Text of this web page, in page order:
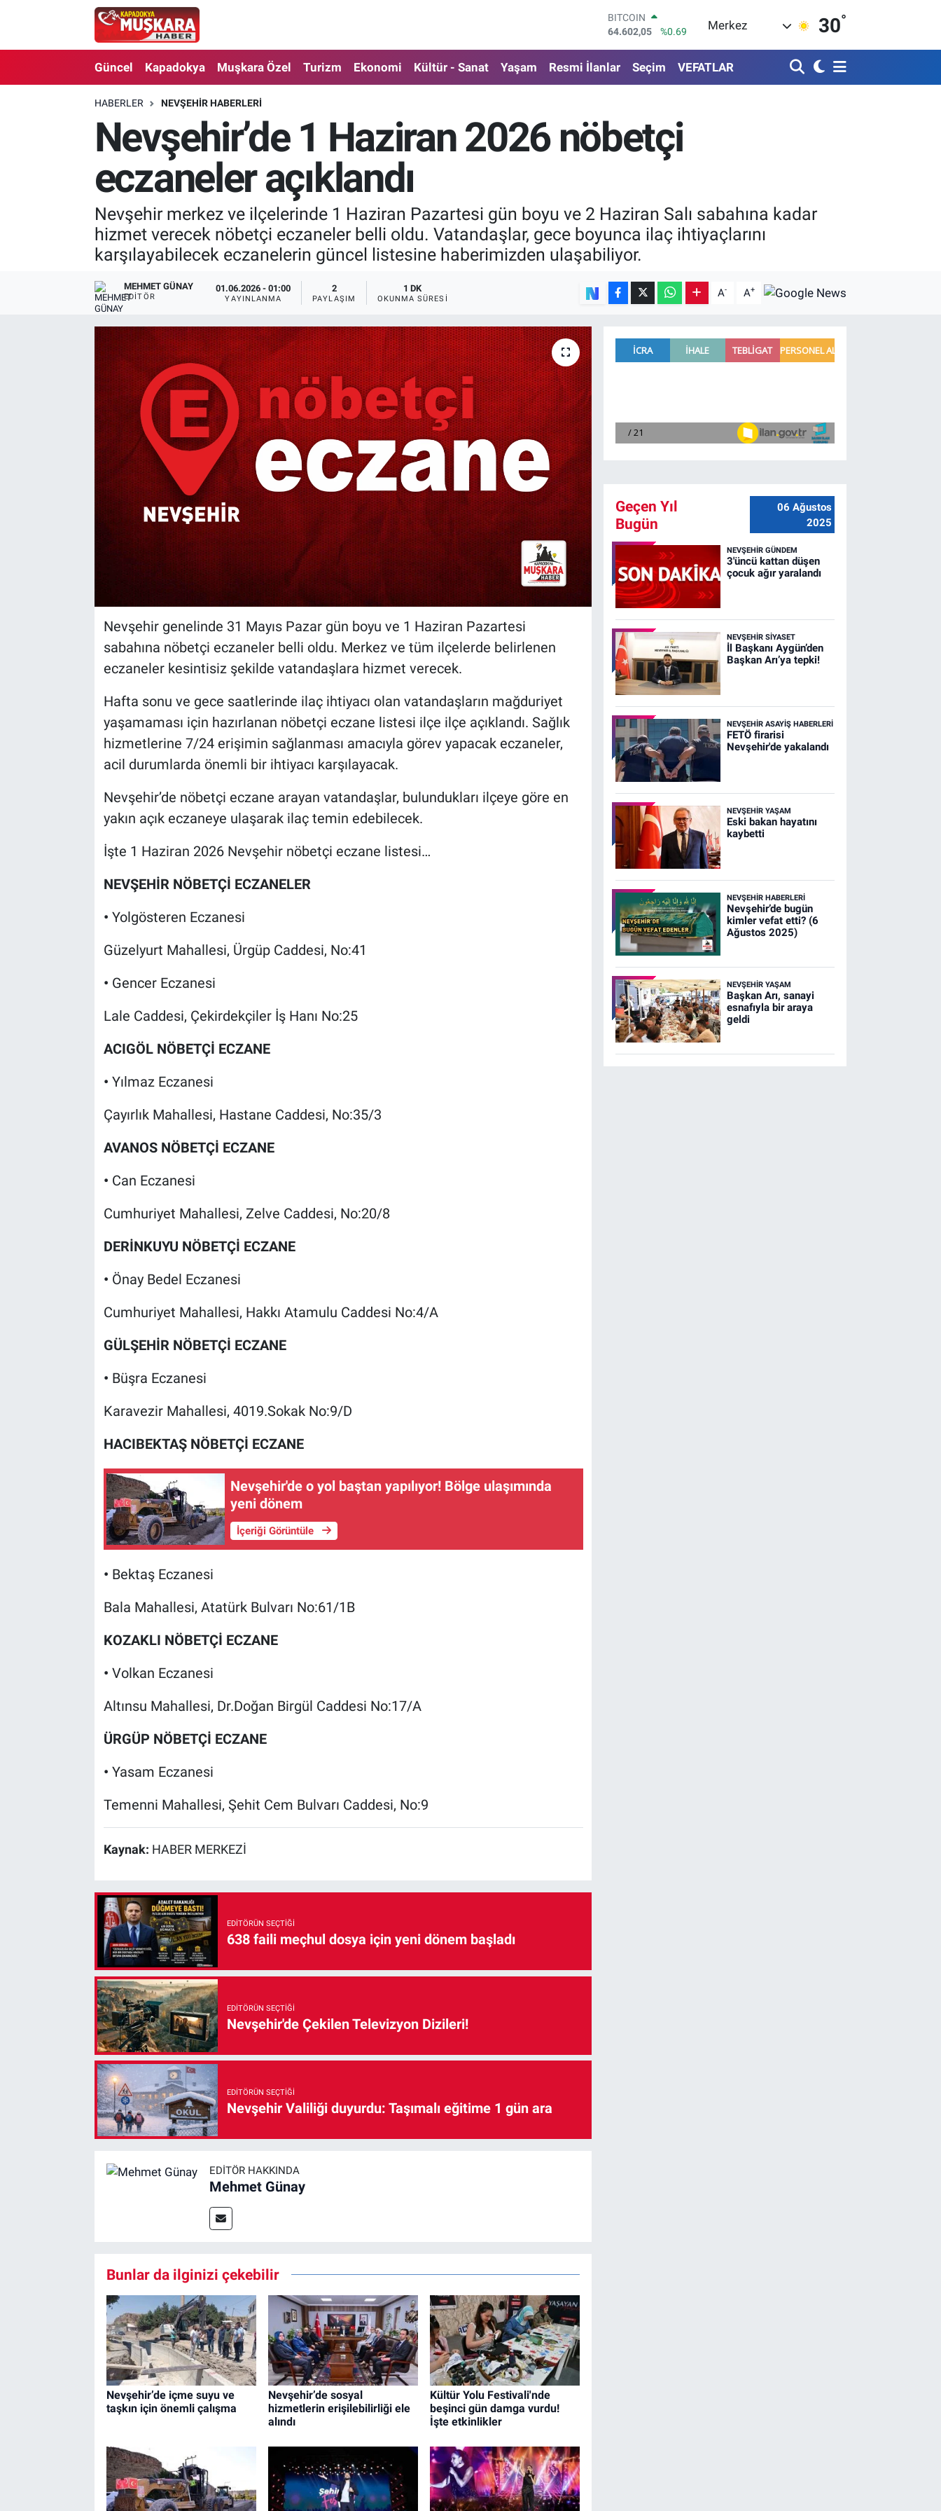
DOLAR
47,5986
%0.06
EURO
55,0700
%0.1
STERLİN
6518.23
%0.39
BİST100
13.768
%48
Merkez 30°
Güncel Kapadokya Muşkara Özel Turizm Ekonomi Kültür - Sanat Yaşam Resmi İlanlar Seçim VEFATLAR
HABERLER NEVŞEHIR HABERLERI
Nevşehir’de 1 Haziran 2026 nöbetçi
eczaneler açıklandı
Nevşehir merkez ve ilçelerinde 1 Haziran Pazartesi gün boyu ve 2 Haziran Salı sabahına kadar
hizmet verecek nöbetçi eczaneler belli oldu. Vatandaşlar, gece boyunca ilaç ihtiyaçlarını
karşılayabilecek eczanelerin güncel listesine haberimizden ulaşabiliyor.
MEHMET GÜNAY
EDITÖR
01.06.2026 - 01:00
YAYINLANMA
2
PAYLAŞIM
1 DK
OKUNMA SÜRESI A- A+
Nevşehir genelinde 31 Mayıs Pazar gün boyu ve 1 Haziran Pazartesi
sabahına nöbetçi eczaneler belli oldu. Merkez ve tüm ilçelerde belirlenen
eczaneler kesintisiz şekilde vatandaşlara hizmet verecek.
Hafta sonu ve gece saatlerinde ilaç ihtiyacı olan vatandaşların mağduriyet
yaşamaması için hazırlanan nöbetçi eczane listesi ilçe ilçe açıklandı. Sağlık
hizmetlerine 7/24 erişimin sağlanması amacıyla görev yapacak eczaneler,
acil durumlarda önemli bir ihtiyacı karşılayacak.
Nevşehir’de nöbetçi eczane arayan vatandaşlar, bulundukları ilçeye göre en
yakın açık eczaneye ulaşarak ilaç temin edebilecek.
İşte 1 Haziran 2026 Nevşehir nöbetçi eczane listesi…
NEVŞEHİR NÖBETÇİ ECZANELER
• Yolgösteren Eczanesi
Güzelyurt Mahallesi, Ürgüp Caddesi, No:41
• Gencer Eczanesi
Lale Caddesi, Çekirdekçiler İş Hanı No:25
ACIGÖL NÖBETÇİ ECZANE
• Yılmaz Eczanesi
Çayırlık Mahallesi, Hastane Caddesi, No:35/3
AVANOS NÖBETÇİ ECZANE
• Can Eczanesi
Cumhuriyet Mahallesi, Zelve Caddesi, No:20/8
DERİNKUYU NÖBETÇİ ECZANE
• Önay Bedel Eczanesi
Cumhuriyet Mahallesi, Hakkı Atamulu Caddesi No:4/A
GÜLŞEHİR NÖBETÇİ ECZANE
• Büşra Eczanesi
Karavezir Mahallesi, 4019.Sokak No:9/D
HACIBEKTAŞ NÖBETÇİ ECZANE
Nevşehir'de o yol baştan yapılıyor! Bölge ulaşımında
yeni dönem
İçeriği Görüntüle
• Bektaş Eczanesi
Bala Mahallesi, Atatürk Bulvarı No:61/1B
KOZAKLI NÖBETÇİ ECZANE
• Volkan Eczanesi
Altınsu Mahallesi, Dr.Doğan Birgül Caddesi No:17/A
ÜRGÜP NÖBETÇİ ECZANE
• Yasam Eczanesi
Temenni Mahallesi, Şehit Cem Bulvarı Caddesi, No:9
Kaynak: HABER MERKEZİ
EDITÖRÜN SEÇTIĞI
638 faili meçhul dosya için yeni dönem başladı
EDITÖRÜN SEÇTIĞI
Nevşehir'de Çekilen Televizyon Dizileri!
EDITÖRÜN SEÇTIĞI
Nevşehir Valiliği duyurdu: Taşımalı eğitime 1 gün ara
EDITÖR HAKKINDA
Mehmet Günay
Bunlar da ilginizi çekebilir
Nevşehir’de içme suyu ve
taşkın için önemli çalışma
Nevşehir’de sosyal
hizmetlerin erişilebilirliği ele
alındı
Kültür Yolu Festivali'nde
beşinci gün damga vurdu!
İşte etkinlikler
Geçen Yıl
Bugün
06 Ağustos
2025
NEVŞEHIR GÜNDEM
3'üncü kattan düşen
çocuk ağır yaralandı
NEVŞEHIR SIYASET
İl Başkanı Aygün’den
Başkan Arı’ya tepki!
NEVŞEHIR ASAYIŞ HABERLERI
FETÖ firarisi
Nevşehir'de yakalandı
NEVŞEHIR YAŞAM
Eski bakan hayatını
kaybetti
NEVŞEHIR HABERLERI
Nevşehir’de bugün
kimler vefat etti? (6
Ağustos 2025)
NEVŞEHIR YAŞAM
Başkan Arı, sanayi
esnafıyla bir araya
geldi
CANLI SEÇİM SONUÇLARI
Güncel
Kapadokya
Kültür - Sanat
Nevşehir Nöbetçi Eczaneler
Nevşehir Hava Durumu
Nevşehir Trafik Yoğunluk Haritası
Süper Lig Puan Durumu ve Fikstür
Tüm Manşetler
Son Dakika Haberleri